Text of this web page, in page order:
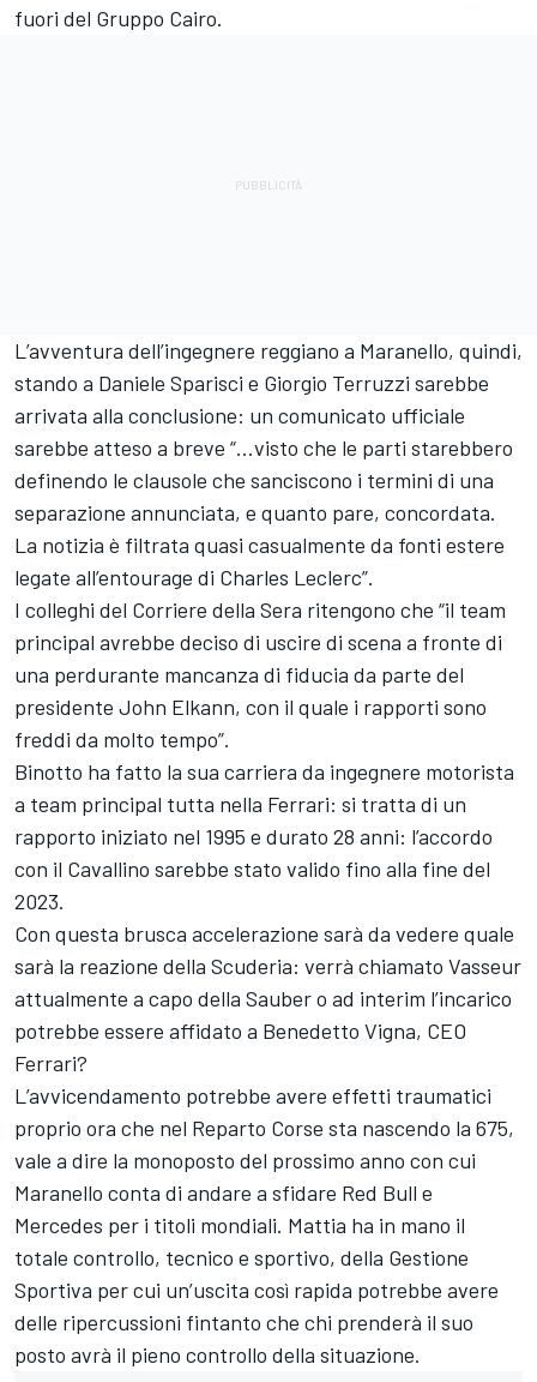
fuori del Gruppo Cairo.
L’avventura dell’ingegnere reggiano a Maranello, quindi,
stando a Daniele Sparisci e Giorgio Terruzzi sarebbe
arrivata alla conclusione: un comunicato ufficiale
sarebbe atteso a breve “…visto che le parti starebbero
definendo le clausole che sanciscono i termini di una
separazione annunciata, e quanto pare, concordata.
La notizia è filtrata quasi casualmente da fonti estere
legate all’entourage di Charles Leclerc”.
I colleghi del Corriere della Sera ritengono che “il team
principal avrebbe deciso di uscire di scena a fronte di
una perdurante mancanza di fiducia da parte del
presidente John Elkann, con il quale i rapporti sono
freddi da molto tempo”.
Binotto ha fatto la sua carriera da ingegnere motorista
a team principal tutta nella Ferrari: si tratta di un
rapporto iniziato nel 1995 e durato 28 anni: l’accordo
con il Cavallino sarebbe stato valido fino alla fine del
2023.
Con questa brusca accelerazione sarà da vedere quale
sarà la reazione della Scuderia: verrà chiamato Vasseur
attualmente a capo della Sauber o ad interim l’incarico
potrebbe essere affidato a Benedetto Vigna, CEO
Ferrari?
L’avvicendamento potrebbe avere effetti traumatici
proprio ora che nel Reparto Corse sta nascendo la 675,
vale a dire la monoposto del prossimo anno con cui
Maranello conta di andare a sfidare Red Bull e
Mercedes per i titoli mondiali. Mattia ha in mano il
totale controllo, tecnico e sportivo, della Gestione
Sportiva per cui un’uscita così rapida potrebbe avere
delle ripercussioni fintanto che chi prenderà il suo
posto avrà il pieno controllo della situazione.